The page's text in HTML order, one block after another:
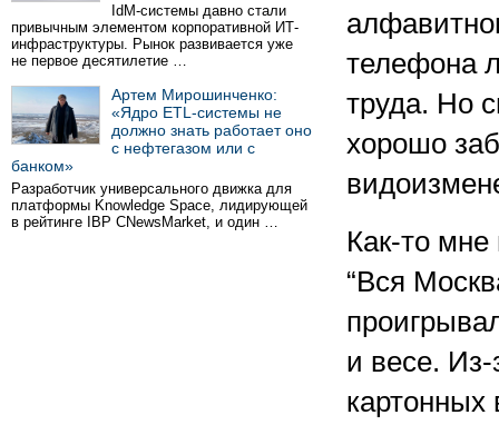
IdM-системы давно стали
привычным элементом корпоративной ИТ-
инфраструктуры. Рынок развивается уже
не первое десятилетие …
Артем Мирошинченко:
«Ядро ETL-системы не
должно знать работает оно
с нефтегазом или с
банком»
Разработчик универсального движка для
платформы Knowledge Space, лидирующей
в рейтинге IBP CNewsMarket, и один …
телефона
труда. Но
хорошо
Как-то
“Вся
и весе. Из-
картонных